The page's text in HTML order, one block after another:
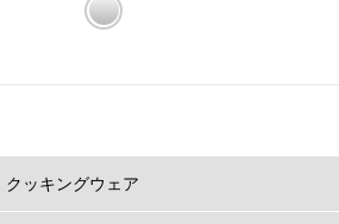
のお鍋とぶつかるなんてこともありません。オ
となくオーブン料理だって楽しめます。
クッキングウェア